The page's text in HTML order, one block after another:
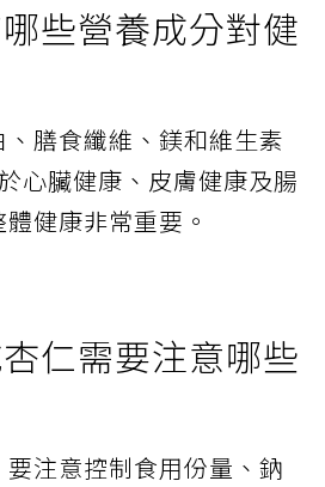
些營養成分對健
膳食纖維、鎂和維生素
心臟健康、皮膚健康及腸
健康非常重要。
仁需要注意哪些
注意控制食用份量、鈉